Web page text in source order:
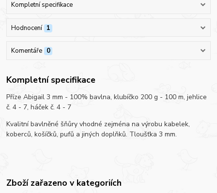
Kompletní specifikace
Hodnocení 1
Komentáře 0
Kompletní specifikace
Příze Abigail 3 mm - 100% bavlna, klubíčko 200 g - 100 m, jehlice
č. 4 - 7, háček č. 4 - 7
Kvalitní bavlněné šňůry vhodné zejména na výrobu kabelek,
koberců, košíčků, pufů a jiných doplňků. Tloušťka 3 mm.
Zboží zařazeno v kategoriích